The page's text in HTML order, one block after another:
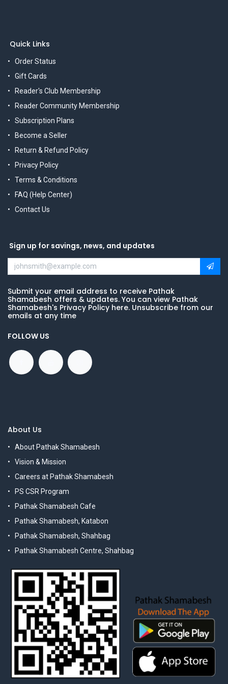
Quick Links
Order Status
Gift Cards
Reader's Club Membership
Reader Community Membership
Subscription Plans
Become a Seller
Return & Refund Policy
Privacy Policy
Terms & Conditions
FAQ (Help Center)
Contact Us
Sign up for savings, news, and updates
Submit your email address to receive Pathak
Shamabesh offers & updates. You can view Pathak
Shamabesh's Privacy Policy here. Unsubscribe from our
emails at any time
FOLLOW US
About Us
About Pathak Shamabesh
Vision & Mission
Careers at Pathak Shamabesh
PS CSR Program
Pathak Shamabesh Cafe
Pathak Shamabesh, Katabon
Pathak Shamabesh, Shahbag
Pathak Shamabesh Centre, Shahbag